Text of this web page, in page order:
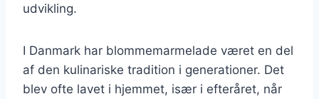
udvikling.
I Danmark har blommemarmelade været en del
af den kulinariske tradition i generationer. Det
blev ofte lavet i hjemmet, især i efteråret, når